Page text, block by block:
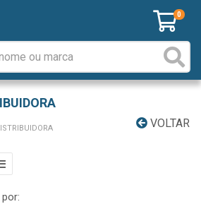
0
VOLTAR